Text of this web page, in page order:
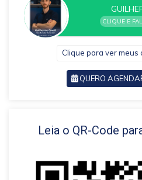
CLIQUE E
Clique para ver meus
QUERO
Leia o QR-Code